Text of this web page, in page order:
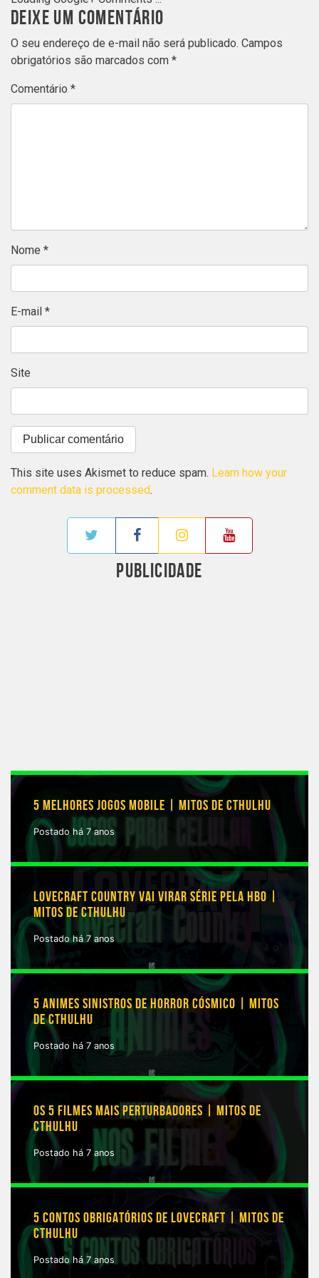
DEIXE UM COMENTÁRIO
O seu endereço de e-mail não será publicado. Campos
obrigatórios são marcados com *
Comentário *
Nome *
E-mail *
Site
This site uses Akismet to reduce spam. Learn how your
comment data is processed.
PUBLICIDADE
5 MELHORES JOGOS MOBILE | MITOS DE CTHULHU
Postado há 7 anos
LOVECRAFT COUNTRY VAI VIRAR SÉRIE PELA HBO |
MITOS DE CTHULHU
Postado há 7 anos
5 ANIMES SINISTROS DE HORROR CÓSMICO | MITOS
DE CTHULHU
Postado há 7 anos
OS 5 FILMES MAIS PERTURBADORES | MITOS DE
CTHULHU
Postado há 7 anos
5 CONTOS OBRIGATÓRIOS DE LOVECRAFT | MITOS DE
CTHULHU
Postado há 7 anos